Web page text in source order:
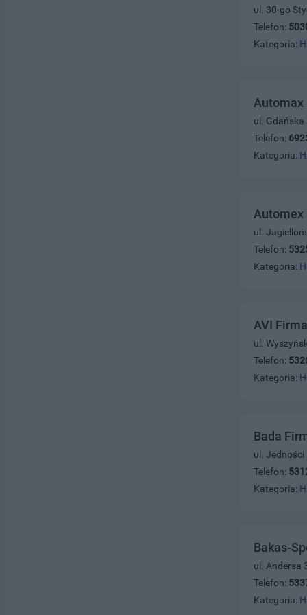
ul. 30-go
Telefon:
Kategoria:
Automax
ul. Gdańska
Telefon:
Kategoria:
Automex
ul.
Telefon:
Kategoria:
AVI
ul.
Telefon:
Kategoria:
Bada
ul. Jedności
Telefon:
Kategoria:
Bakas-
ul. Andersa
Telefon:
Kategoria: